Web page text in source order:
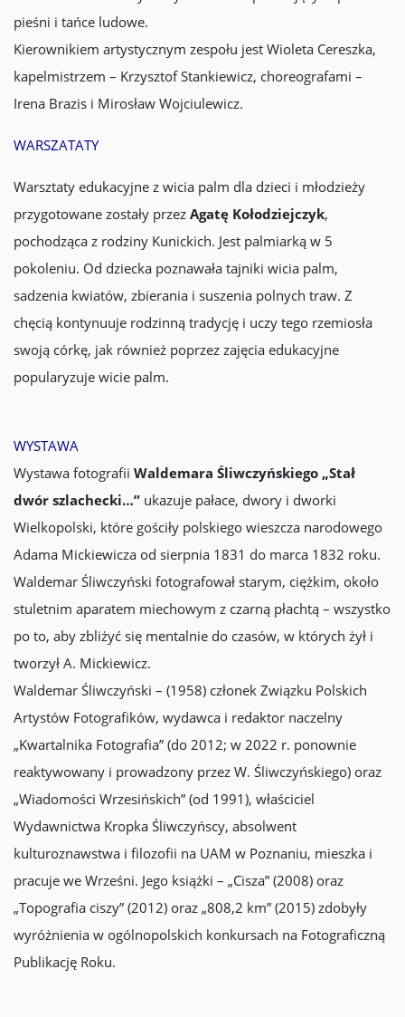
pieśni i tańce ludowe.
Kierownikiem artystycznym zespołu jest Wioleta Cereszka,
kapelmistrzem – Krzysztof Stankiewicz, choreografami –
Irena Brazis i Mirosław Wojciulewicz.
WARSZATATY
Warsztaty edukacyjne z wicia palm dla dzieci i młodzieży
przygotowane zostały przez Agatę Kołodziejczyk,
pochodząca z rodziny Kunickich. Jest palmiarką w 5
pokoleniu. Od dziecka poznawała tajniki wicia palm,
sadzenia kwiatów, zbierania i suszenia polnych traw. Z
chęcią kontynuuje rodzinną tradycję i uczy tego rzemiosła
swoją córkę, jak również poprzez zajęcia edukacyjne
popularyzuje wicie palm.
WYSTAWA
Wystawa fotografii Waldemara Śliwczyńskiego „Stał
dwór szlachecki…” ukazuje pałace, dwory i dworki
Wielkopolski, które gościły polskiego wieszcza narodowego
Adama Mickiewicza od sierpnia 1831 do marca 1832 roku.
Waldemar Śliwczyński fotografował starym, ciężkim, około
stuletnim aparatem miechowym z czarną płachtą – wszystko
po to, aby zbliżyć się mentalnie do czasów, w których żył i
tworzył A. Mickiewicz.
Waldemar Śliwczyński – (1958) członek Związku Polskich
Artystów Fotografików, wydawca i redaktor naczelny
„Kwartalnika Fotografia” (do 2012; w 2022 r. ponownie
reaktywowany i prowadzony przez W. Śliwczyńskiego) oraz
„Wiadomości Wrzesińskich” (od 1991), właściciel
Wydawnictwa Kropka Śliwczyńscy, absolwent
kulturoznawstwa i filozofii na UAM w Poznaniu, mieszka i
pracuje we Wrześni. Jego książki – „Cisza” (2008) oraz
„Topografia ciszy” (2012) oraz „808,2 km” (2015) zdobyły
wyróżnienia w ogólnopolskich konkursach na Fotograficzną
Publikację Roku.